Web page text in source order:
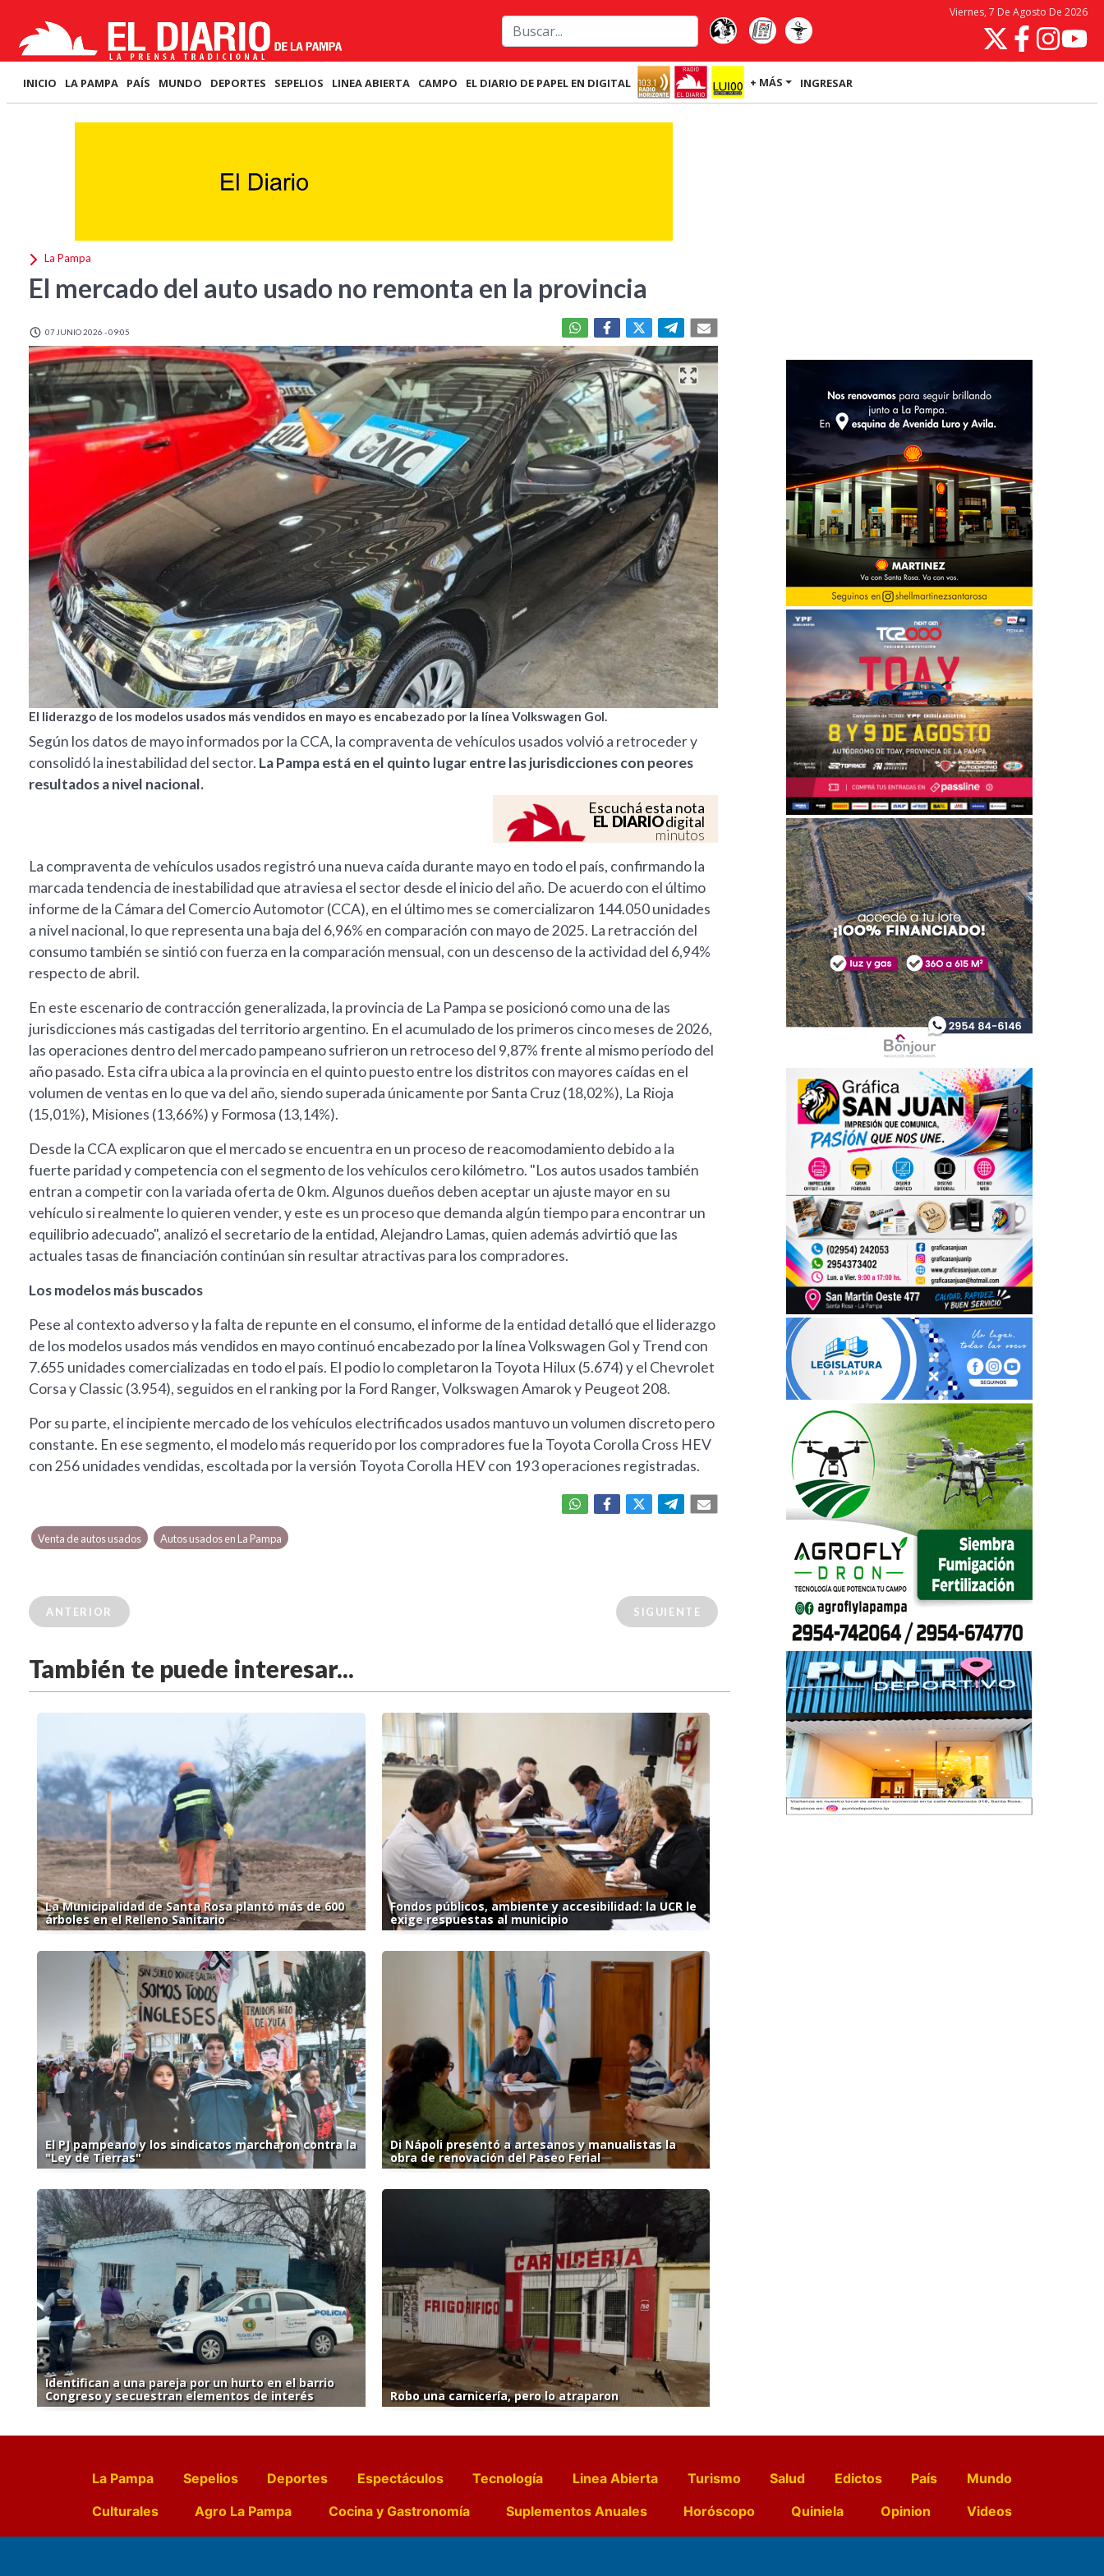
Viernes, 7 De Agosto De 2026
INICIO LA PAMPA PAÍS MUNDO DEPORTES SEPELIOS LINEA ABIERTA CAMPO EL DIARIO DE PAPEL EN DIGITAL + MÁS INGRESAR
La Pampa
El mercado del auto usado no remonta en la provincia
07 JUNIO 2026 - 09:05
El liderazgo de los modelos usados más vendidos en mayo es encabezado por la línea Volkswagen Gol.
Según los datos de mayo informados por la CCA, la compraventa de vehículos usados volvió a retroceder y
consolidó la inestabilidad del sector. La Pampa está en el quinto lugar entre las jurisdicciones con peores
resultados a nivel nacional.
Escuchá esta nota
EL DIARIOdigital
minutos
La compraventa de vehículos usados registró una nueva caída durante mayo en todo el país, confirmando la
marcada tendencia de inestabilidad que atraviesa el sector desde el inicio del año. De acuerdo con el último
informe de la Cámara del Comercio Automotor (CCA), en el último mes se comercializaron 144.050 unidades
a nivel nacional, lo que representa una baja del 6,96% en comparación con mayo de 2025. La retracción del
consumo también se sintió con fuerza en la comparación mensual, con un descenso de la actividad del 6,94%
respecto de abril.
En este escenario de contracción generalizada, la provincia de La Pampa se posicionó como una de las
jurisdicciones más castigadas del territorio argentino. En el acumulado de los primeros cinco meses de 2026,
las operaciones dentro del mercado pampeano sufrieron un retroceso del 9,87% frente al mismo período del
año pasado. Esta cifra ubica a la provincia en el quinto puesto entre los distritos con mayores caídas en el
volumen de ventas en lo que va del año, siendo superada únicamente por Santa Cruz (18,02%), La Rioja
(15,01%), Misiones (13,66%) y Formosa (13,14%).
Desde la CCA explicaron que el mercado se encuentra en un proceso de reacomodamiento debido a la
fuerte paridad y competencia con el segmento de los vehículos cero kilómetro. "Los autos usados también
entran a competir con la variada oferta de 0 km. Algunos dueños deben aceptar un ajuste mayor en su
vehículo si realmente lo quieren vender, y este es un proceso que demanda algún tiempo para encontrar un
equilibrio adecuado", analizó el secretario de la entidad, Alejandro Lamas, quien además advirtió que las
actuales tasas de financiación continúan sin resultar atractivas para los compradores.
Los modelos más buscados
Pese al contexto adverso y la falta de repunte en el consumo, el informe de la entidad detalló que el liderazgo
de los modelos usados más vendidos en mayo continuó encabezado por la línea Volkswagen Gol y Trend con
7.655 unidades comercializadas en todo el país. El podio lo completaron la Toyota Hilux (5.674) y el Chevrolet
Corsa y Classic (3.954), seguidos en el ranking por la Ford Ranger, Volkswagen Amarok y Peugeot 208.
Por su parte, el incipiente mercado de los vehículos electrificados usados mantuvo un volumen discreto pero
constante. En ese segmento, el modelo más requerido por los compradores fue la Toyota Corolla Cross HEV
con 256 unidades vendidas, escoltada por la versión Toyota Corolla HEV con 193 operaciones registradas.
Venta de autos usados Autos usados en La Pampa
ANTERIOR SIGUIENTE
También te puede interesar...
La Municipalidad de Santa Rosa plantó más de 600
árboles en el Relleno Sanitario
Fondos públicos, ambiente y accesibilidad: la UCR le
exige respuestas al municipio
El PJ pampeano y los sindicatos marcharon contra la
"Ley de Tierras"
Di Nápoli presentó a artesanos y manualistas la
obra de renovación del Paseo Ferial
Identifican a una pareja por un hurto en el barrio
Congreso y secuestran elementos de interés
Robo una carnicería, pero lo atraparon
La Pampa Sepelios Deportes Espectáculos Tecnología Linea Abierta Turismo Salud Edictos País
Mundo
Culturales
Agro La Pampa Cocina y Gastronomía Suplementos Anuales Horóscopo Quiniela Opinion
Videos